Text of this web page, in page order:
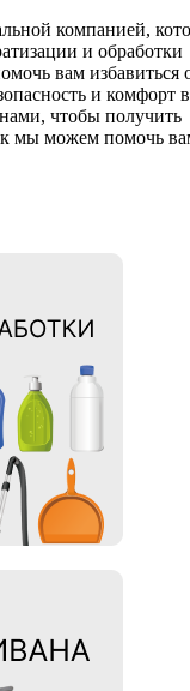
компанией,
и обработки
вам избавиться
и комфорт в
чтобы получить
мы можем помочь